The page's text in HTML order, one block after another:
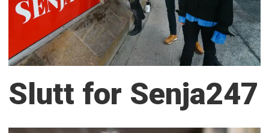
Slutt for Senja247